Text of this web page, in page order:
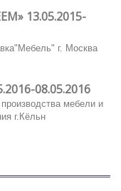
13.05.2015-
г. Москва
08.05.2016
мебели и
г.Кёльн